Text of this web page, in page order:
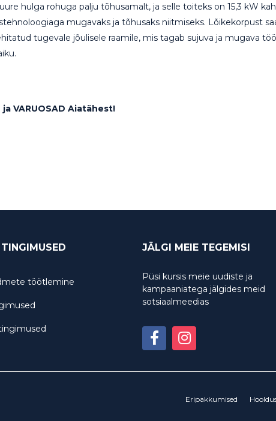
hulga rohuga palju tõhusamalt, ja selle toiteks on 15,3 kW
mugavaks ja tõhusaks niitmiseks. Lõikekorpust
tugevale jõulisele raamile, mis tagab sujuva ja mugava
ja VARUOSAD Aiatähest!
töötlemine
JÄLGI MEIE TEGEMISI
Püsi kursis meie uudiste ja
kampaaniatega jälgides meid
sotsiaalmeedias
Eripakkumised